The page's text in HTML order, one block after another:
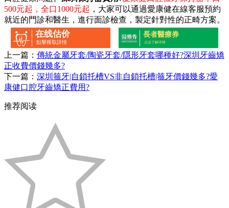
500元起，全口1000元起 ，大家可以通過愛康健在線客服預約
就近的門診和醫生，進行面診檢查，製定針對性的正畸方案。
在线估价
點擊獲取詳情
長者醫療券
点击了解详情
上一篇： 傳統金屬牙套/陶瓷牙套/隱形牙套哪種好?深圳牙齒矯
正收費價錢幾多?
下一篇： 深圳箍牙|自鎖托槽VS非自鎖托槽|箍牙價錢幾多?愛
康健口腔牙齒矯正費用?
推荐阅读